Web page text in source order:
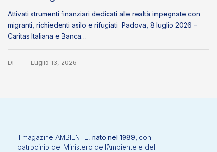
Attivati strumenti finanziari dedicati alle realtà impegnate con
migranti, richiedenti asilo e rifugiati Padova, 8 luglio 2026 –
Caritas Italiana e Banca…
Di Luglio 13, 2026
Il magazine AMBIENTE, nato nel 1989, con il
patrocinio del Ministero dell’Ambiente e del